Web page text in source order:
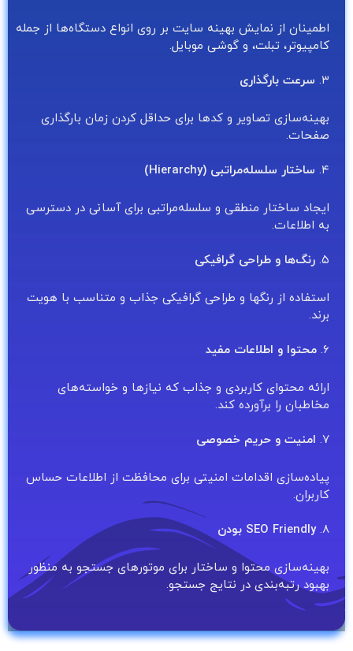
اطمینان از نمایش بهینه سایت بر روی انواع دستگاه‌ها از جمله
کامپیوتر، تبلت، و گوشی موبایل.
۳. سرعت بارگذاری
بهینه‌سازی تصاویر و کدها برای حداقل کردن زمان بارگذاری
صفحات.
۴. ساختار سلسله‌مراتبی (Hierarchy)
ایجاد ساختار منطقی و سلسله‌مراتبی برای آسانی در دسترسی
به اطلاعات.
۵. رنگ‌ها و طراحی گرافیکی
استفاده از رنگها و طراحی گرافیکی جذاب و متناسب با هویت
برند.
۶. محتوا و اطلاعات مفید
ارائه محتوای کاربردی و جذاب که نیازها و خواسته‌های
مخاطبان را برآورده کند.
۷. امنیت و حریم خصوصی
پیاده‌سازی اقدامات امنیتی برای محافظت از اطلاعات حساس
کاربران.
۸. SEO Friendly بودن
بهینه‌سازی محتوا و ساختار برای موتورهای جستجو به منظور
بهبود رتبه‌بندی در نتایج جستجو.